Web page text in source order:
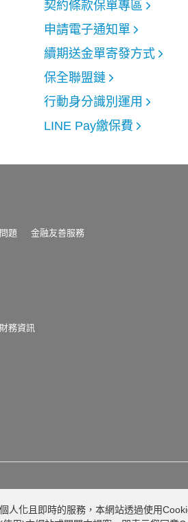
契約條款保單專區
申請電子通知單
續期送金單寄發方式
保全聯盟鏈
行動身分識別運用
LINE Pay繳保費
題 金融友善服務
財務資訊
人化且即時的服務，本網站透過使用